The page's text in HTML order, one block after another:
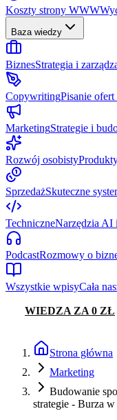
Koszty strony WWW
Baza wiedzy
BiznesStrategia i
CopywritingPisanie
MarketingStrategie i
Rozwój osobisty
SprzedażSkuteczne
TechniczneNarzędzia AI
PodcastRozmowy o
Wszystkie wpisyCała
WIEDZA ZA 0 ZŁ
Strona główna
Marketing
Budowanie
strategie - Burza w